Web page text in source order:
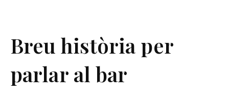
Breu història per
parlar al bar